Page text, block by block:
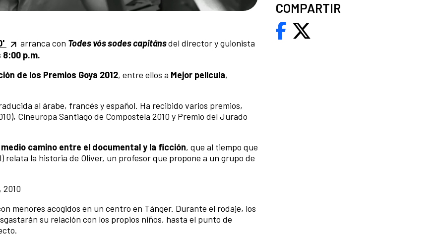
arranca con Todes vós sodes capitánsdel director y guionista
8:00 p.m.
de los Premios Goya 2012, entre ellos a Mejor película,
al árabe, francés y español. Ha recibido varios premios,
Cineuropa Santiago de Compostela 2010 y Premio del Jurado
camino entre el documental y la ficción, que al tiempo que
relata la historia de Oliver, un profesor que propone a un grupo de
2010
menores acogidos en un centro en Tánger. Durante el rodaje, los
su relación con los propios niños, hasta el punto de
COMPARTIR